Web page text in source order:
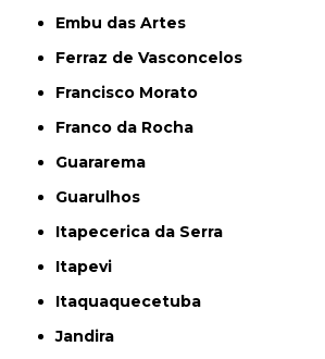
Embu das Artes
Ferraz de Vasconcelos
Francisco Morato
Franco da Rocha
Guararema
Guarulhos
Itapecerica da Serra
Itapevi
Itaquaquecetuba
Jandira